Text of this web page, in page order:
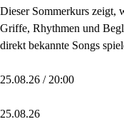
Dieser Sommerkurs zeigt,
Griffe, Rhythmen und
direkt bekannte Songs
25.08.26 / 20:00
25.08.26